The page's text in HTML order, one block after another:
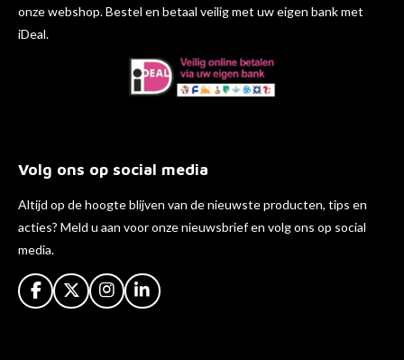
onze webshop. Bestel en betaal veilig met uw eigen bank met
iDeal.
Volg ons op social media
Altijd op de hoogte blijven van de nieuwste producten, tips en
acties? Meld u aan voor onze nieuwsbrief en volg ons op social
media.
F
a
X
I
n
L
i